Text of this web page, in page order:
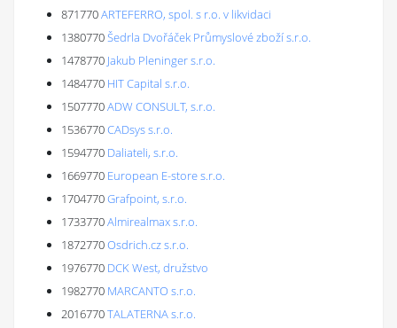
871770ARTEFERRO, spol. s r.o. v likvidaci
1380770Šedrla Dvořáček Průmyslové zboží s.r.o.
1478770 Jakub Pleninger s.r.o.
1484770 HIT Capital s.r.o.
1507770ADW CONSULT, s.r.o.
1536770CADsys s.r.o.
1594770 Daliateli, s.r.o.
1669770 European E-store s.r.o.
1704770Grafpoint, s.r.o.
1733770Almirealmax s.r.o.
1872770Osdrich.cz s.r.o.
1976770 DCK West, družstvo
1982770 MARCANTO s.r.o.
2016770TALATERNA s.r.o.